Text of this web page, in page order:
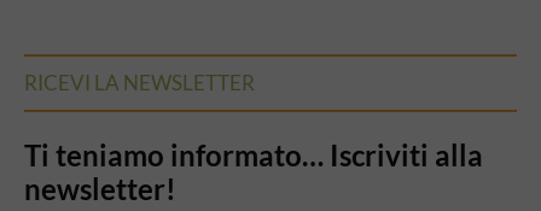
RICEVI LA NEWSLETTER
Ti teniamo informato… Iscriviti alla
newsletter!